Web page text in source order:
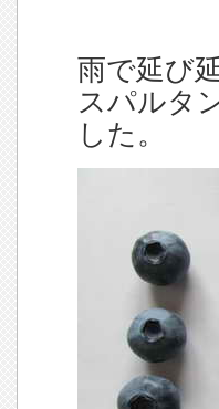
雨で延び
スパルタ
した。